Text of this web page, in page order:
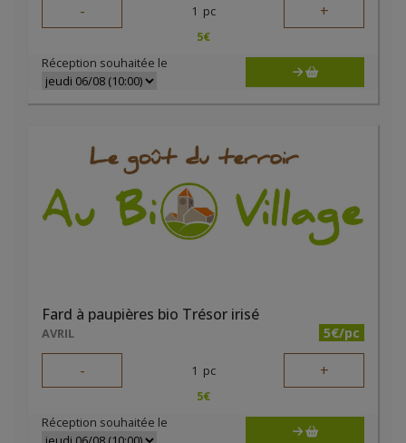
- 1 pc +
5€
Réception souhaitée le
Fard à paupières bio Trésor irisé
AVRIL 5€/pc
- 1 pc +
5€
Réception souhaitée le